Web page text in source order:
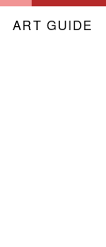
NAVIGATION
ART GUIDE